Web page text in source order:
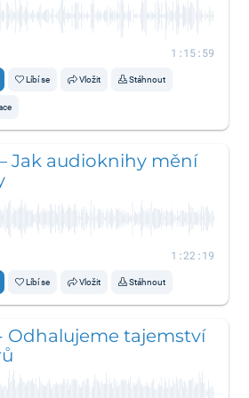
1:15:59
Líbí se Vložit Stáhnout
Jak audioknihy mění
1:22:19
Líbí se Vložit Stáhnout
Odhalujeme tajemství